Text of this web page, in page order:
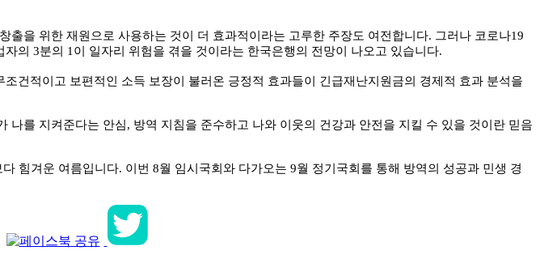
출을 위한 재원으로 사용하는 것이 더 효과적이라는 고루한 주장도 여전합니다. 그러나 코로나19
자의 3분의 1 이 일자리 위험을 겪을 것이라는 한국은행의 전망이 나오고 있습니다.
조건적이고 보편적인 소득 보장이 불러온 긍정적 효과들이 긴급재난지원금의 경제적 효과 분석을
나를 지켜준다는 안심, 방역 지침을 준수하고 나와 이웃의 건강과 안전을 지킬 수 있을 것이란 믿음
힘겨운 여름입니다. 이번 8월 임시국회와 다가오는 9월 정기국회를 통해 방역의 성공과 민생 경